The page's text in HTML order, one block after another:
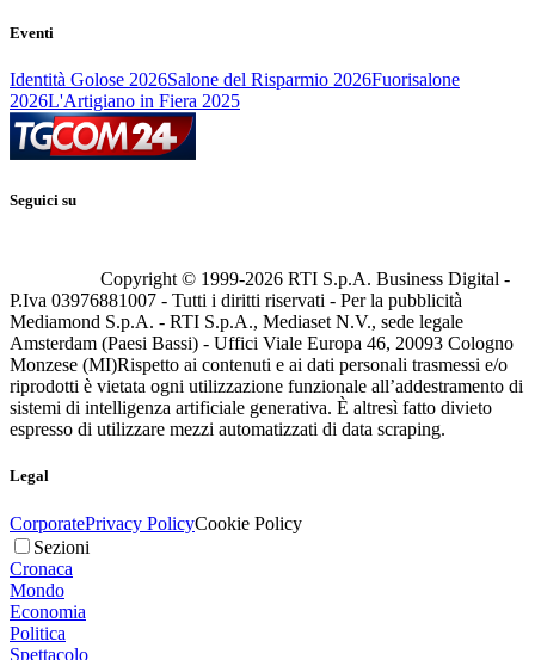
Eventi
Identità Golose 2026Salone del Risparmio 2026Fuorisalone
2026L'Artigiano in Fiera 2025
Seguici su
Copyright © 1999-2026 RTI S.p.A. Business Digital -
P.Iva 03976881007 - Tutti i diritti riservati - Per la pubblicità
Mediamond S.p.A. - RTI S.p.A., Mediaset N.V., sede legale
Amsterdam (Paesi Bassi) - Uffici Viale Europa 46, 20093 Cologno
Monzese (MI)Rispetto ai contenuti e ai dati personali trasmessi e/o
riprodotti è vietata ogni utilizzazione funzionale all’addestramento di
sistemi di intelligenza artificiale generativa. È altresì fatto divieto
espresso di utilizzare mezzi automatizzati di data scraping.
Legal
CorporatePrivacy PolicyCookie Policy
Sezioni
Cronaca
Mondo
Economia
Politica
Spettacolo